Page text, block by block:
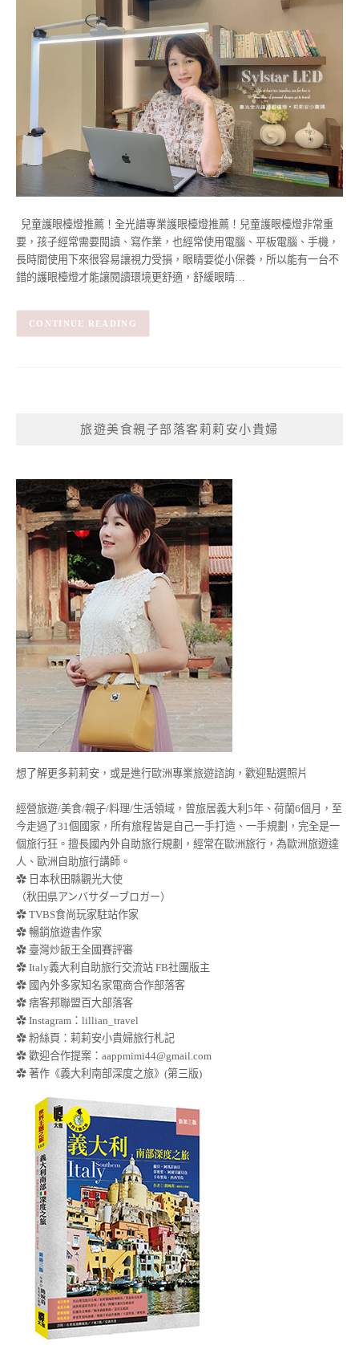
兒童護眼檯燈推薦！全光譜專業護眼檯燈推薦！兒童護眼檯燈非常重
要，孩子經常需要閱讀、寫作業，也經常使用電腦、平板電腦、手機，
長時間使用下來很容易讓視力受損，眼睛要從小保養，所以能有一台不
錯的護眼檯燈才能讓閱讀環境更舒適，舒緩眼睛…
CONTINUE READING
旅遊美食親子部落客莉莉安小貴婦
想了解更多莉莉安，或是進行歐洲專業旅遊諮詢，歡迎點選照片
經營旅遊/美食/親子/料理/生活領域，曾旅居義大利5年、荷蘭6個月，至
今走過了31個國家，所有旅程皆是自己一手打造、一手規劃，完全是一
個旅行狂。擅長國內外自助旅行規劃，經常在歐洲旅行，為歐洲旅遊達
人、歐洲自助旅行講師。
✿ 日本秋田縣觀光大使
（秋田県アンバサダーブロガー）
✿ TVBS食尚玩家駐站作家
✿ 暢銷旅遊書作家
✿ 臺灣炒飯王全國賽評審
✿ Italy義大利自助旅行交流站 FB社團版主
✿ 國內外多家知名家電商合作部落客
✿ 痞客邦聯盟百大部落客
✿ Instagram：lillian_travel
✿ 粉絲頁：莉莉安小貴婦旅行札記
✿ 歡迎合作提案： aappmimi44@gmail.com
✿ 著作《義大利南部深度之旅》(第三版)